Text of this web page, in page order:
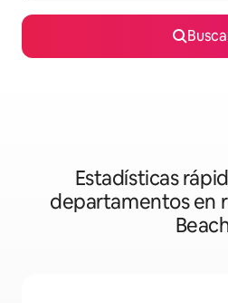
Estadísticas
departamentos en